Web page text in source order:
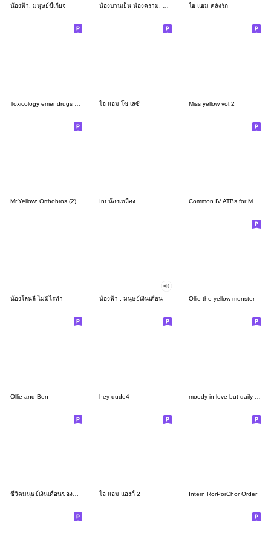
น้องฟ้า: มนุษย์ขี้เกียจ น้องบานเย็น น้องคราม: ตัวแม่ & ตัวพ่อ ไอ แอม คลั่งรัก
ไอ แอม โซ เลซี่ Miss yellow vol.2
Mr.Yellow: Orthobros (2) Int.น้องเหลือง Common IV ATBs for Medical students
น้องโลนลี่ ไม่มีไรทำ น้องฟ้า : มนุษย์เงินเดือน Ollie the yellow monster
Ollie and Ben hey dude4
ไอ แอม แองกี้ 2 Intern RorPorChor Order